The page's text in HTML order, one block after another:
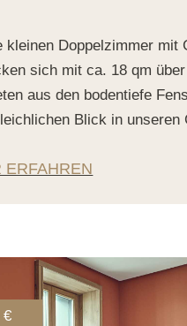
kleinen Doppelzimmer mit
sich mit ca. 18 qm
aus den bodentiefe
Blick in unseren
ERFAHREN
€